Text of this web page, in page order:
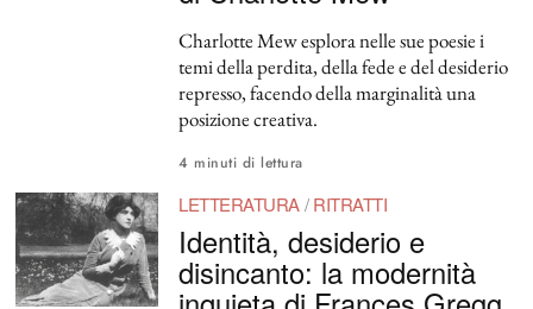
Charlotte Mew esplora nelle sue poesie i
temi della perdita, della fede e del desiderio
represso, facendo della marginalità una
posizione creativa.
4 minuti di lettura
LETTERATURA/ RITRATTI
Identità, desiderio e
disincanto: la modernità